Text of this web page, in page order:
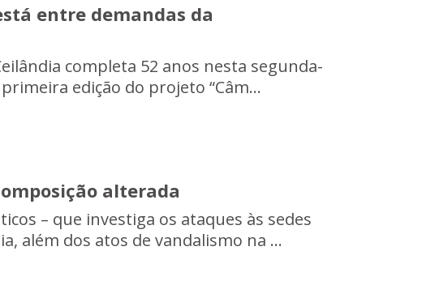
entre demandas da
completa 52 anos nesta segunda-
edição do projeto “Câm...
alterada
– que investiga os ataques às sedes
além dos atos de vandalismo na ...